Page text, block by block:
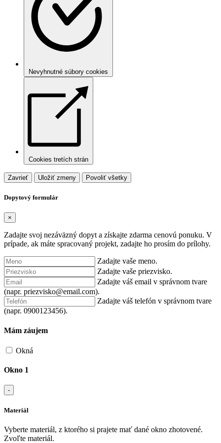
Nevyhnutné súbory cookies
Cookies tretích strán
Zavrieť Uložiť zmeny Povoliť všetky
Dopytový formulár
×
Zadajte svoj nezáväzný dopyt a získajte zdarma cenovú ponuku. V
prípade, ak máte spracovaný projekt, zadajte ho prosím do prílohy.
Zadajte vaše meno.
Zadajte vaše priezvisko.
Zadajte váš email v správnom tvare
(napr. priezvisko@email.com).
Zadajte váš telefón v správnom tvare
(napr. 0900123456).
Mám záujem
Okná
Okno 1
-
Materiál
Vyberte materiál, z ktorého si prajete mať dané okno zhotovené.
Zvoľte materiál.